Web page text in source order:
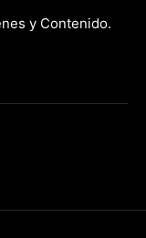
y Contenido.